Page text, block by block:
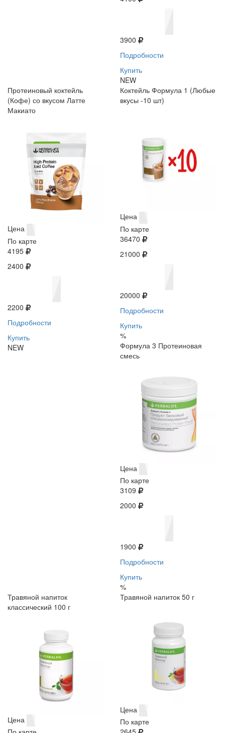
3900
Подробности
Купить
NEW
Протеиновый коктейль
(Кофе) со вкусом Латте
Макиато
Цена
По карте
4195
2400
2200
Подробности
Купить
NEW
Коктейль Формула 1 (Любые
вкусы -10 шт)
Цена
По карте
36470
21000
20000
Подробности
Купить
%
Формула 3 Протеиновая
смесь
Цена
По карте
3109
2000
1900
Подробности
Купить
%
Травяной напиток
классический 100 г
Цена
Травяной напиток 50 г
Цена
По карте